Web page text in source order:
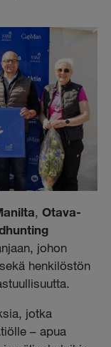
,Otava-
johon
henkilöstön
jotka
– apua